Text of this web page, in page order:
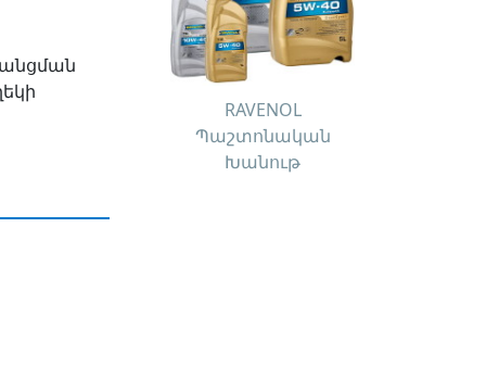
RAVENOL
Պաշտոնական
Խանութ